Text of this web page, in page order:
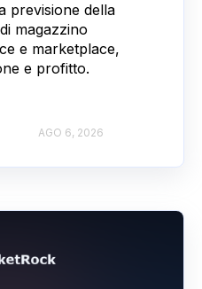
previsione della
magazzino
e marketplace,
e profitto.
AGO 6, 2026